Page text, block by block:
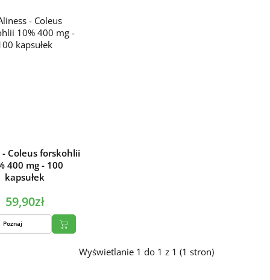
- Coleus forskohlii
400 mg - 100
kapsułek
59,90zł
Poznaj
Wyświetlanie 1 do 1 z 1 (1 stron)